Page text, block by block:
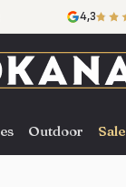
4,3
Outdoor Sale